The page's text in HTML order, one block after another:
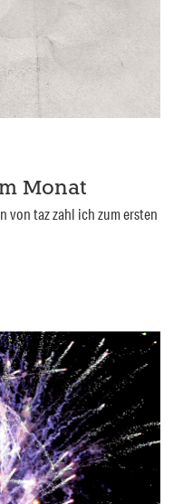
Monat
von taz zahl ich zum ersten